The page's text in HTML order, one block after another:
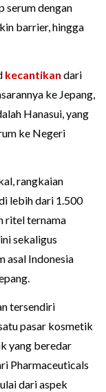
serum dengan
barrier, hingga
kecantikan dari
ke Jepang,
Hanasui, yang
ke Negeri
rangkaian
lebih dari 1.500
ritel ternama
sekaligus
asal Indonesia
tersendiri
pasar kosmetik
yang beredar
Pharmaceuticals
dari aspek